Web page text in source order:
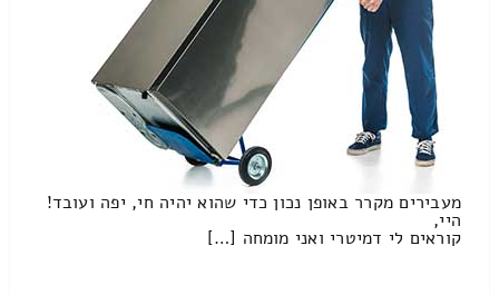
מעבירים מקרר באופן נכון כדי שהוא יהיה חי, יפה ועובד!
היי,
קוראים לי דמיטרי ואני מומחה […]